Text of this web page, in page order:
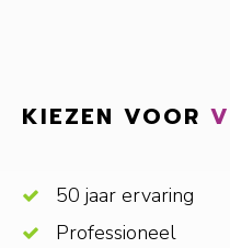
KIEZEN VOOR
50 jaar ervaring
Professioneel